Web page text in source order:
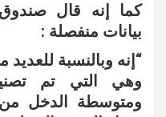
كما إنه قال
بيانات منفصلة :
وهي التي تم
ومتوسطة الدخل من